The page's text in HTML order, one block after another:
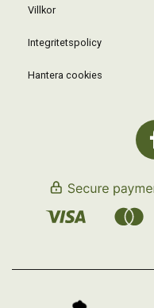
Villkor
Integritetspolicy
Hantera cookies